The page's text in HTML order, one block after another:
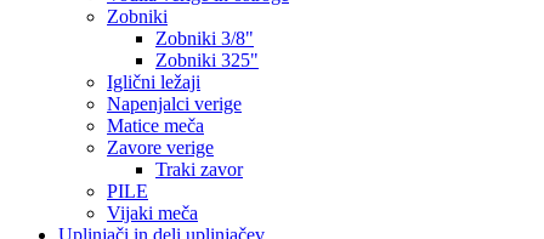
Zobniki
Zobniki 3/8"
Zobniki 325"
Iglični ležaji
Napenjalci verige
Matice meča
Zavore verige
Traki zavor
PILE
Vijaki meča